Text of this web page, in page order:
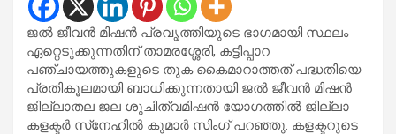
ജല്‍ ജീവന്‍ മിഷന്‍ പ്രവൃത്തിയുടെ ഭാഗമായി സ്ഥലം
ഏറ്റെടുക്കുന്നതിന് താമരശ്ശേരി, കട്ടിപ്പാറ
പഞ്ചായത്തുകളുടെ തുക കൈമാറാത്തത് പദ്ധതിയെ
പ്രതികൂലമായി ബാധിക്കുന്നതായി ജല്‍ ജീവന്‍ മിഷന്‍
ജില്ലാതല ജല ശുചിത്വമിഷന്‍ യോഗത്തില്‍ ജില്ലാ
കളക്ടര്‍ സ്‌നേഹില്‍ കുമാര്‍ സിംഗ് പറഞ്ഞു. കളക്ടറുടെ